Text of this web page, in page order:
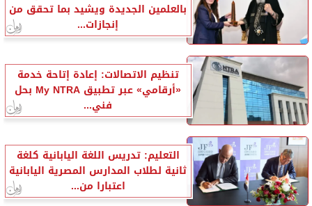
بالعلمين الجديدة ويشيد بما تحقق من
إنجازات...
تنظيم الاتصالات: إعادة إتاحة خدمة
«أرقامي» عبر تطبيق My NTRA بحل
فني...
التعليم: تدريس اللغة اليابانية كلغة
ثانية لطلاب المدارس المصرية اليابانية
اعتبارا من...